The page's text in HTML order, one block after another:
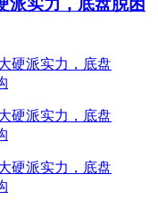
派实力，底盘脱困